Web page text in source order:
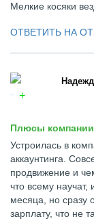
Мелкие косяки
ОТВЕТИТЬ НА
Плюсы
Устроилась в
аккаунтинга.
продвижение и
что всему
месяца, но
зарплату, что не